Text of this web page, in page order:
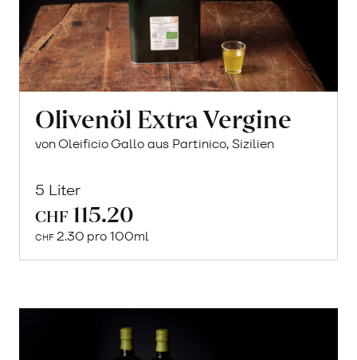
Olivenöl Extra Vergine
von Oleificio Gallo aus Partinico, Sizilien
5 Liter
CHF 115.20
CHF 2.30 pro 100ml
Olivenöl
Vergine